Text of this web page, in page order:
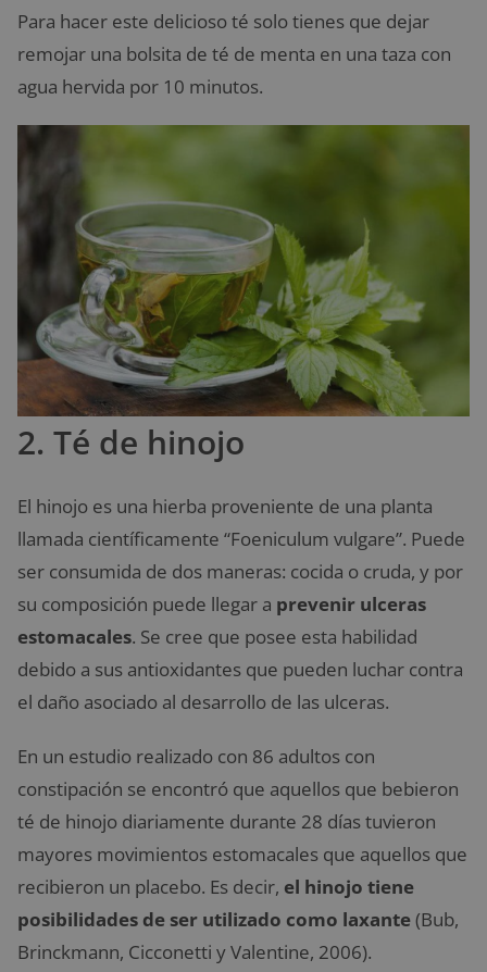
Para hacer este delicioso té solo tienes que dejar
remojar una bolsita de té de menta en una taza con
agua hervida por 10 minutos.
2. Té de hinojo
El hinojo es una hierba proveniente de una planta
llamada científicamente “Foeniculum vulgare”. Puede
ser consumida de dos maneras: cocida o cruda, y por
su composición puede llegar a prevenir ulceras
estomacales. Se cree que posee esta habilidad
debido a sus antioxidantes que pueden luchar contra
el daño asociado al desarrollo de las ulceras.
En un estudio realizado con 86 adultos con
constipación se encontró que aquellos que bebieron
té de hinojo diariamente durante 28 días tuvieron
mayores movimientos estomacales que aquellos que
recibieron un placebo. Es decir, el hinojo tiene
posibilidades de ser utilizado como laxante(Bub,
Brinckmann, Cicconetti y Valentine, 2006).